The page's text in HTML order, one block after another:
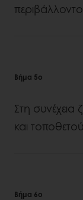
Βήμα 5ο
Στη
και
Βήμα 6ο